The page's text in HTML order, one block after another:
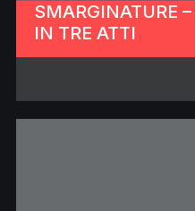
SMARGINATURE
IN TRE ATTI